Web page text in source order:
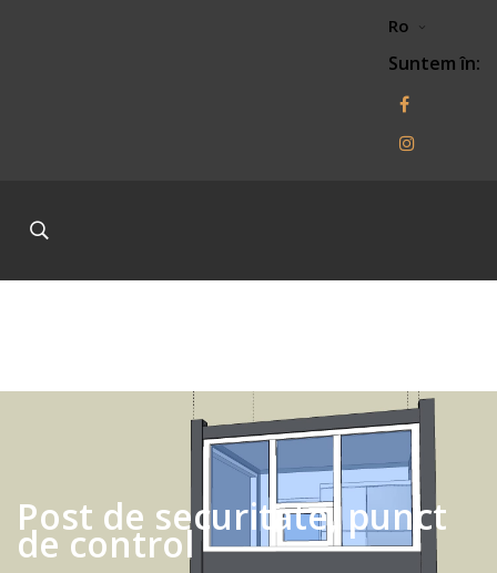
Ro
Suntem în:
Post de securitate, punct
de control